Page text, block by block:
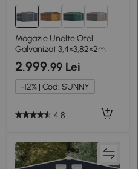
Magazie Unelte Otel
Galvanizat 3,4×3,82×2m
2.999,99 Lei
-12% | Cod: SUNNY
4.8